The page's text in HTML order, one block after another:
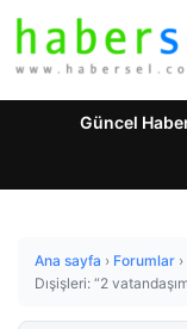
Güncel
Ana sayfa › Forumlar ›
Dışişleri: “2